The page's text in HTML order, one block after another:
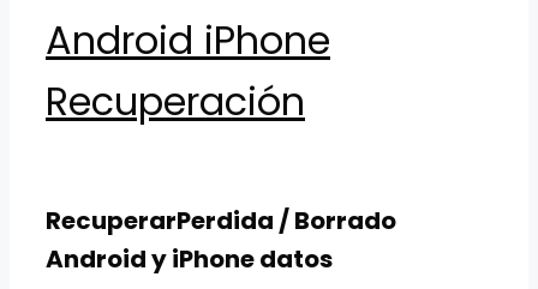
content
Android iPhone
Recuperación
RecuperarPerdida / Borrado
Android y iPhone datos